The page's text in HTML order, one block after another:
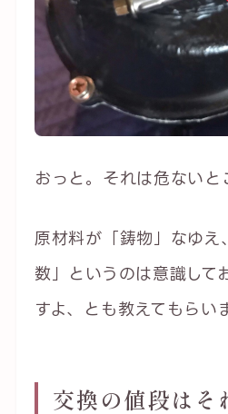
おっと。それは危ないと
原材料が「鋳物」なゆえ
数」というのは意識して
すよ、とも教えてもらい
交換の値段はそ